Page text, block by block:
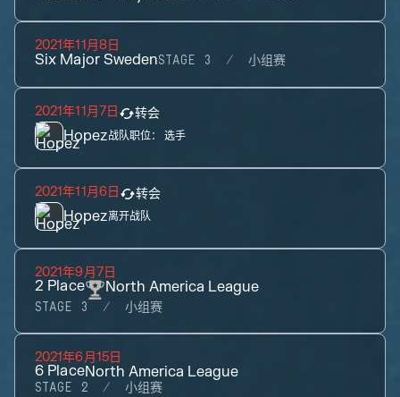
2021年11月8日
Six Major SwedenSTAGE 3 小组赛
2021年11月7日 转会
Hopez战队职位： 选手
2021年11月6日 转会
Hopez离开战队
2021年9月7日
2 Place North America League
STAGE 3 小组赛
2021年6月15日
6 PlaceNorth America League
STAGE 2 小组赛